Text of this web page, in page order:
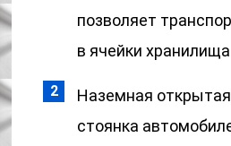
позволяет
в ячейки
Наземная
стоянка